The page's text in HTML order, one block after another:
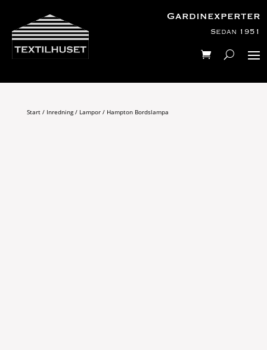
Gardinexperter
Sedan 1951
Start/ Inredning/ Lampor/ Hampton Bordslampa